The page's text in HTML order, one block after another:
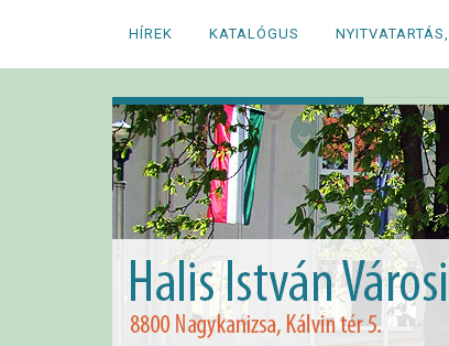
HÍREK KATALÓGUS